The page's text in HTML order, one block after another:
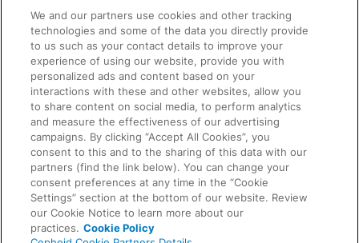
Contact Us
Package Inserts
Legal
Privacy
Compliance, Policies, and Reports
Terms of Use
Advanced Code of Ethics
Product Security
Terms of Sale
Trademarks
Cookies Notice
Cepheid Grant & Donation Program
Cookies Settings
Agreements
Data Processing Agreement
Partner Communities
We and our partners use cookies and other tracking
technologies and some of the data you directly provide
to us such as your contact details to improve your
experience of using our website, provide you with
personalized ads and content based on your
interactions with these and other websites, allow you
to share content on social media, to perform analytics
and measure the effectiveness of our advertising
campaigns. By clicking “Accept All Cookies”, you
consent to this and to the sharing of this data with our
partners (find the link below). You can change your
consent preferences at any time in the “Cookie
Settings” section at the bottom of our website. Review
our Cookie Notice to learn more about our
practices. Cookie Policy